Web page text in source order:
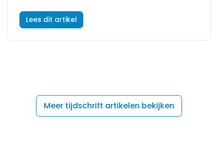
Lees dit artikel
Meer tijdschrift artikelen bekijken